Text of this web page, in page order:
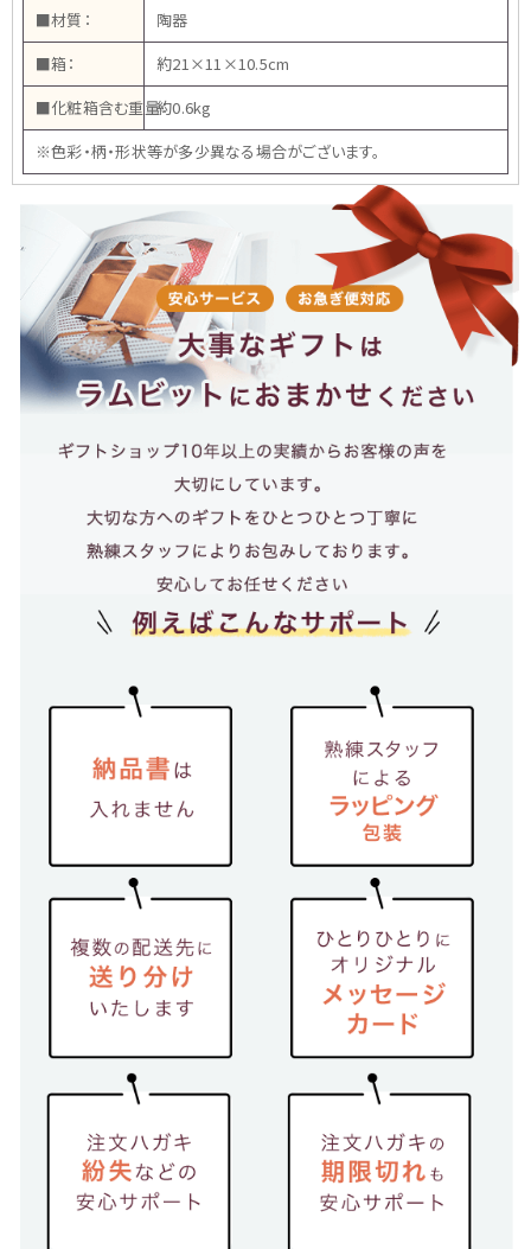
■材質：
陶器
■箱：
約21×11×10.5cm
■化粧箱含む重量：約0.6kg
※色彩・柄・形状等が多少異なる場合がございます。